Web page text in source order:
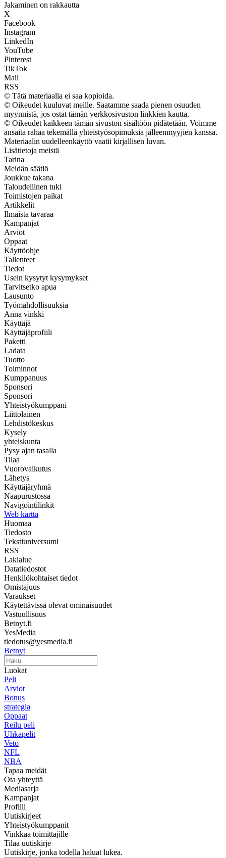
Jakaminen on rakkautta
X
Facebook
Instagram
LinkedIn
YouTube
Pinterest
TikTok
Mail
RSS
© Tätä materiaalia ei saa kopioida.
© Oikeudet kuuluvat meille. Saatamme saada pienen osuuden
myynnistä, jos ostat tämän verkkosivuston linkkien kautta.
© Oikeudet kaikkeen tämän sivuston sisältöön pidätetään. Voimme
ansaita rahaa tekemällä yhteistyösopimuksia jälleenmyyjien kanssa.
Materiaalin uudelleenkäyttö vaatii kirjallisen luvan.
Lisätietoja meistä
Tarina
Meidän säätiö
Joukkue takana
Taloudellinen tuki
Toimistojen paikat
Artikkelit
Ilmaista tavaraa
Kampanjat
Arviot
Oppaat
Käyttöohje
Tallenteet
Tiedot
Usein kysytyt kysymykset
Tarvitsetko apua
Lausunto
Työmahdollisuuksia
Anna vinkki
Käyttäjä
Käyttäjäprofiili
Paketti
Ladata
Tuotto
Toiminnot
Kumppanuus
Sponsori
Sponsori
Yhteistyökumppani
Liittolainen
Lehdistökeskus
Kysely
yhteiskunta
Pysy ajan tasalla
Tilaa
Vuorovaikutus
Lähetys
Käyttäjäryhmä
Naapurustossa
Navigointilinkit
Web kartta
Huomaa
Tiedosto
Tekstiuniversumi
RSS
Lakialue
Datatiedostot
Henkilökohtaiset tiedot
Omistajuus
Varaukset
Käytettävissä olevat ominaisuudet
Vastuullisuus
Betnyt.fi
YesMedia
tiedotus@yesmedia.fi
Betnyt
Luokat
Peli
Arviot
Bonus
strategia
Oppaat
Reilu peli
Uhkapelit
Veto
NFL
NBA
Tapaa meidät
Ota yhteyttä
Mediasarja
Kampanjat
Profiili
Uutiskirjeet
Yhteistyökumppanit
Vinkkaa toimittajille
Tilaa uutiskirje
Uutiskirje, jonka todella haluat lukea.